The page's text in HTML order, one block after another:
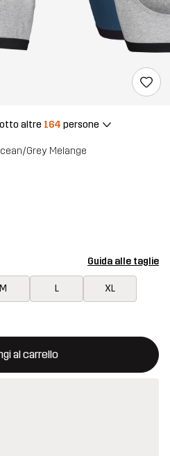
altre 164 persone
Grey Melange
Guida alle taglie
M L XL
al carrello
modale per confermare un